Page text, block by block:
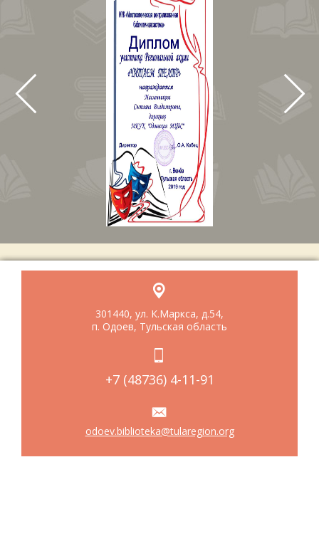
301440, ул. К.Маркса, д.54,
п. Одоев, Тульская область
+7 (48736) 4-11-91
odoev.biblioteka@tularegion.org